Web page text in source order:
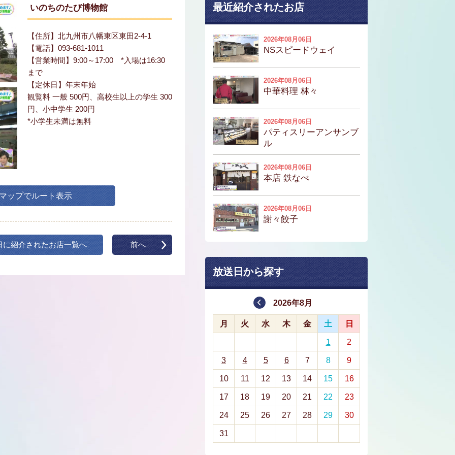
いのちのたび博物館
【住所】北九州市八幡東区東田2-4-1
【電話】093-681-1011
【営業時間】9:00～17:00 *入場は16:30
まで
【定休日】年末年始
観覧料 一般 500円、高校生以上の学生 300
円、小中学生 200円
*小学生未満は無料
ップでルート表示
に紹介されたお店一覧へ 前へ
最近紹介されたお店
2026年08月06日
NSスピードウェイ
2026年08月06日
中華料理 林々
2026年08月06日
パティスリーアンサンブ
ル
2026年08月06日
本店 鉄なべ
2026年08月06日
謝々餃子
放送日から探す
2026年8月
月 火 水 木 金 土 日
1 2
3 4 5 6 7 8 9
10 11 12 13 14 15 16
17 18 19 20 21 22 23
24 25 26 27 28 29 30
31